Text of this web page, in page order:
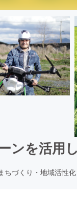
ンを活用
ちづくり・地域活性化